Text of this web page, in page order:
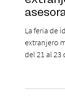
La feria de
extranjero
del 21 al 23
escenario